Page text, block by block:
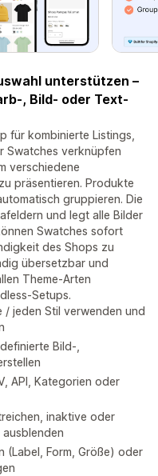
unterstützen –
, Bild- oder Text-
für kombinierte Listings,
Swatches verknüpfen
verschiedene
präsentieren. Produkte
gruppieren. Die
und legt alle Bilder
Swatches sofort
des Shops zu
übersetzbar und
Theme-Arten
Setups.
jeden Stil verwenden und
Bild-,
API, Kategorien oder
inaktive oder
(Label, Form, Größe) oder